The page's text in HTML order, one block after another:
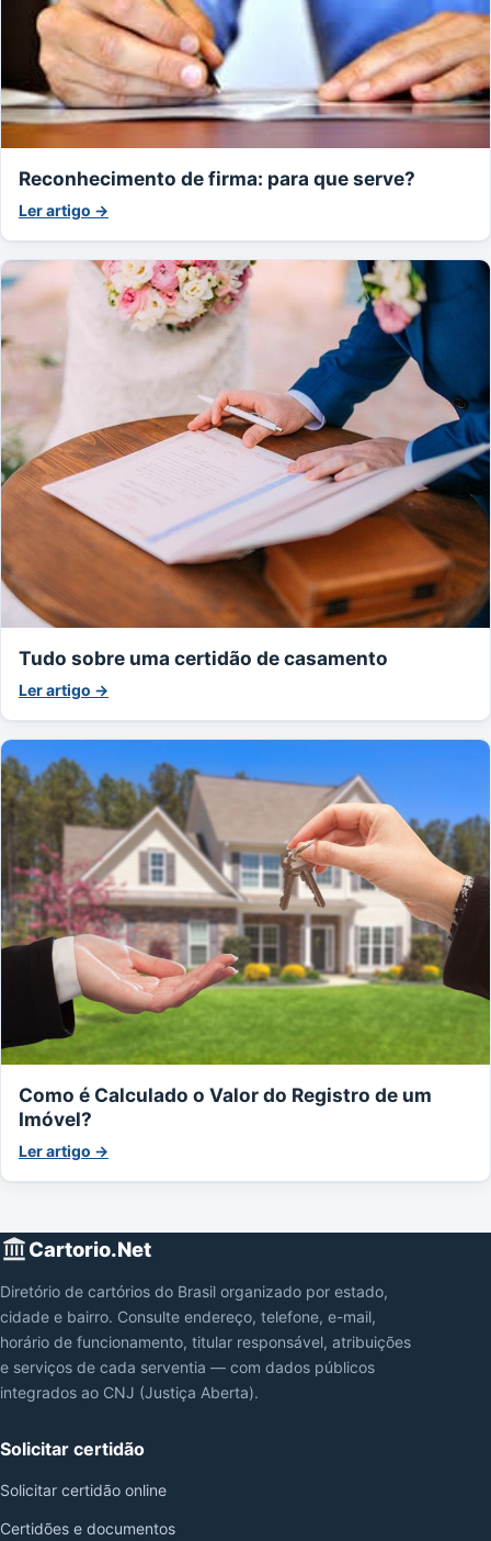
Reconhecimento de firma: para que serve?
Ler artigo →
Tudo sobre uma certidão de casamento
Ler artigo →
Como é Calculado o Valor do Registro de um
Imóvel?
Ler artigo →
Cartorio.Net
Diretório de cartórios do Brasil organizado por estado,
cidade e bairro. Consulte endereço, telefone, e-mail,
horário de funcionamento, titular responsável, atribuições
e serviços de cada serventia — com dados públicos
integrados ao CNJ (Justiça Aberta).
Solicitar certidão
Solicitar certidão online
Certidões e documentos